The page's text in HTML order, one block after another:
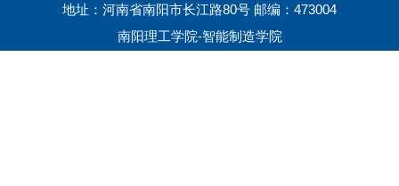
地址：河南省南阳市长江路80号 邮编：473004
南阳理工学院-智能制造学院